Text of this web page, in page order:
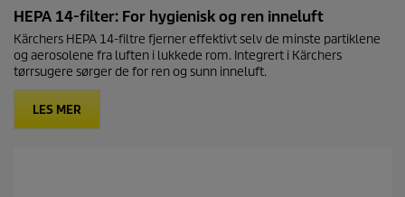
HEPA 14-filter: For hygienisk og ren inneluft
Kärchers HEPA 14-filtre fjerner effektivt selv de minste partiklene
og aerosolene fra luften i lukkede rom. Integrert i Kärchers
tørrsugere sørger de for ren og sunn inneluft.
LES MER